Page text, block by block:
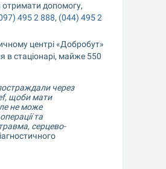
отримати допомогу,
495 2 888, (044) 495 2
центрі «Добробут»
в стаціонарі, майже 550
через
щоби мати
не може
та
серцево-